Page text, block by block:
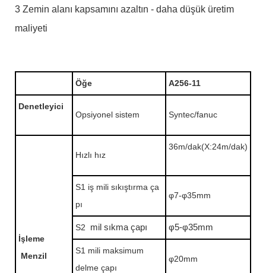
3 Zemin alanı kapsamını azaltın - daha düşük üretim
maliyeti
Öğe A256-11
Denetleyici
Opsiyonel sistem
Syntec/fanuc
İşleme
Menzil
Hızlı hız
36m/dak(X:24m/dak)
S1 iş mili sıkıştırma ça
pı
φ7-φ35mm
S2 mil sıkma çapı φ5-φ35mm
S1 mili maksimum
delme çapı
φ20mm